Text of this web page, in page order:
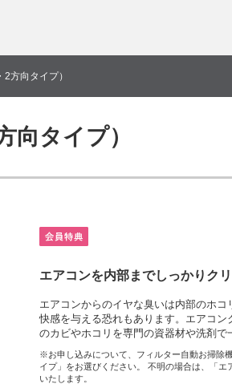
方向タイプ）
向タイプ）
エアコンを内部までしっかりクリ
エアコンからのイヤな臭いは内部のホ
快感を与える恐れもあります。エアコ
のカビやホコリを専門の資器材や洗剤で
※お申し込みについて、フィルター自動お掃除
イプ」をお選びください。 不明の場合は、「
いたします。